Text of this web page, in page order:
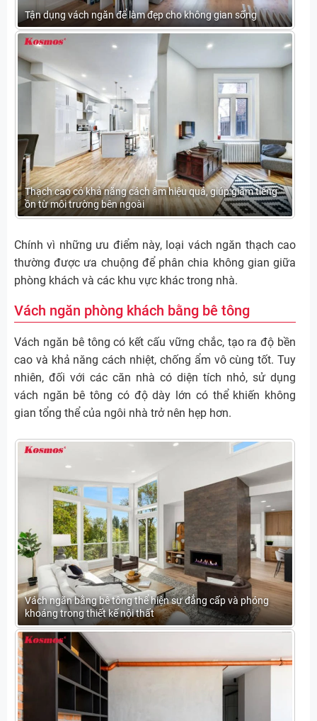
Tận dụng vách ngăn để làm đẹp cho không gian sống
Thạch cao có khả năng cách âm hiệu quả, giúp giảm tiếng
ồn từ môi trường bên ngoài
Chính vì những ưu điểm này, loại vách ngăn thạch cao
thường được ưa chuộng để phân chia không gian giữa
phòng khách và các khu vực khác trong nhà.
Vách ngăn phòng khách bằng bê tông
Vách ngăn bê tông có kết cấu vững chắc, tạo ra độ bền
cao và khả năng cách nhiệt, chống ẩm vô cùng tốt. Tuy
nhiên, đối với các căn nhà có diện tích nhỏ, sử dụng
vách ngăn bê tông có độ dày lớn có thể khiến không
gian tổng thể của ngôi nhà trở nên hẹp hơn.
Vách ngăn bằng bê tông thể hiện sự đẳng cấp và phóng
khoáng trong thiết kế nội thất